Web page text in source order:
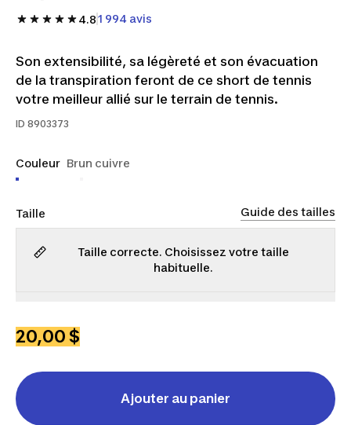
4.81 994 avis
Son extensibilité, sa légèreté et son évacuation
de la transpiration feront de ce short de tennis
votre meilleur allié sur le terrain de tennis.
ID 8903373
Couleur Brun cuivre
Taille Guide des tailles
Taille correcte. Choisissez votre taille
habituelle.
20,00 $
Ajouter au panier